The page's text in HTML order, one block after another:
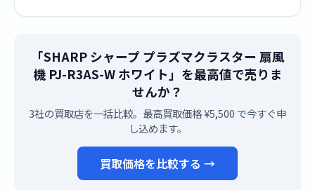
「SHARP シャープ プラズマクラスター 扇風
機 PJ-R3AS-W ホワイト」を最高値で売りま
せんか？
3社の買取店を一括比較。最高買取価格 ¥5,500 で今すぐ申
し込めます。
買取価格を比較する →